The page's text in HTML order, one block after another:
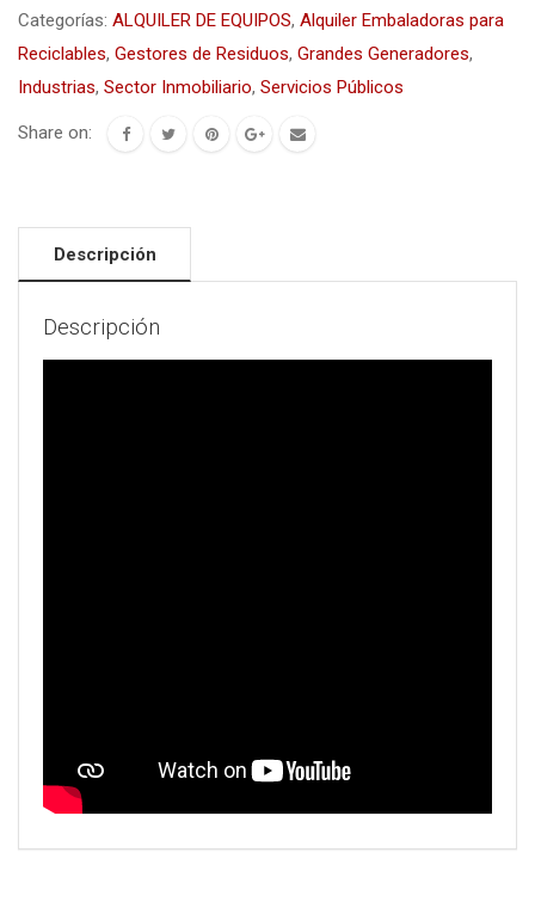
Categorías: ALQUILER DE EQUIPOS, Alquiler Embaladoras para
Reciclables, Gestores de Residuos, Grandes Generadores,
Industrias, Sector Inmobiliario, Servicios Públicos
Share on:
Descripción
Descripción